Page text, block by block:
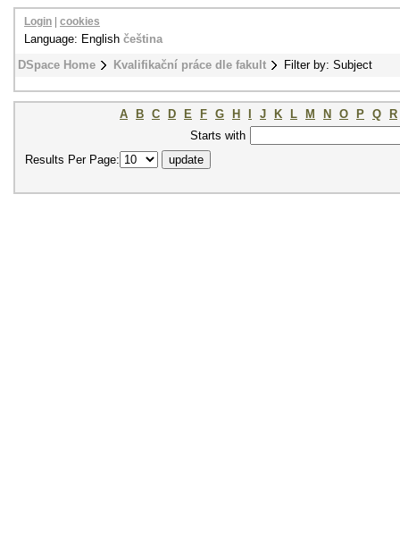
DSpace Home Kvalifikační práce dle fakult Filter by: Subject
Login cookies
Language: English čeština
A B C D E F G H J K L M N O P Q
R
Starts with
Results Per Page: